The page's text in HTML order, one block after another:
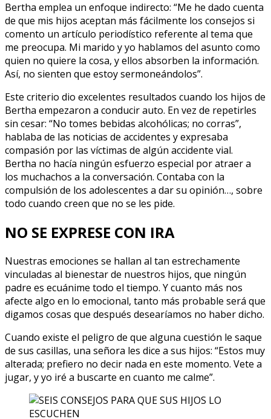
Bertha emplea un enfoque indirecto: “Me he dado cuenta
de que mis hijos aceptan más fácilmente los consejos si
comento un artículo periodístico referente al tema que
me preocupa. Mi marido y yo hablamos del asunto como
quien no quiere la cosa, y ellos absorben la información.
Así, no sienten que estoy sermoneándolos”.
Este criterio dio excelentes resultados cuando los hijos de
Bertha empezaron a conducir auto. En vez de repetirles
sin cesar: “No tomes bebidas alcohólicas; no corras”,
hablaba de las noticias de accidentes y expresaba
compasión por las víctimas de algún accidente vial.
Bertha no hacía ningún esfuerzo especial por atraer a
los muchachos a la conversación. Contaba con la
compulsión de los adolescentes a dar su opinión…, sobre
todo cuando creen que no se les pide.
NO SE EXPRESE CON IRA
Nuestras emociones se hallan al tan estrechamente
vinculadas al bienestar de nuestros hijos, que ningún
padre es ecuánime todo el tiempo. Y cuanto más nos
afecte algo en lo emocional, tanto más probable será que
digamos cosas que después desearíamos no haber dicho.
Cuando existe el peligro de que alguna cuestión le saque
de sus casillas, una señora les dice a sus hijos: “Estos muy
alterada; prefiero no decir nada en este momento. Vete a
jugar, y yo iré a buscarte en cuanto me calme”.